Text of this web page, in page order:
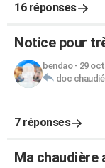
16 réponses
Notice pour
bendao- 29
doc
7 réponses
Ma chaudière